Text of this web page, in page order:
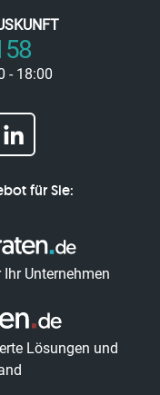
- 18:00
für Sie:
Unternehmen
Lösungen und